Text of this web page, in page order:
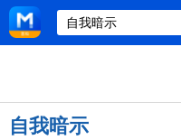
自我暗示